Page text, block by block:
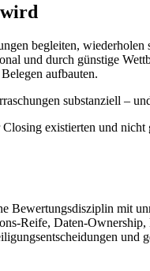
begleiten,
und durch günstige
aufbauten.
substanziell –
existierten und
Bewertungsdisziplin mit
Reife, Daten-